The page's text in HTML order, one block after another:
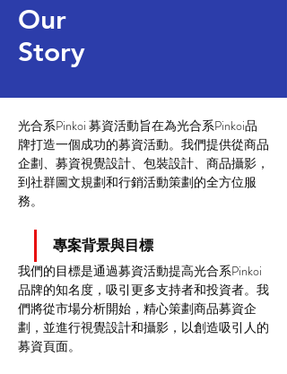
Our
Story
光合系Pinkoi 募資活動旨在為光合系Pinkoi品
牌打造一個成功的募資活動。我們提供從商品
企劃、募資視覺設計、包裝設計、商品攝影，
到社群圖文規劃和行銷活動策劃的全方位服
務。
專案背景與目標
我們的目標是通過募資活動提高光合系Pinkoi
品牌的知名度，吸引更多支持者和投資者。我
們將從市場分析開始，精心策劃商品募資企
劃，並進行視覺設計和攝影，以創造吸引人的
募資頁面。